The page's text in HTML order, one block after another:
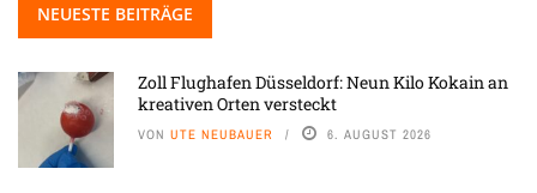
NEUESTE BEITRÄGE
Zoll Flughafen Düsseldorf: Neun Kilo Kokain an
kreativen Orten versteckt
VON UTE NEUBAUER 6. AUGUST 2026